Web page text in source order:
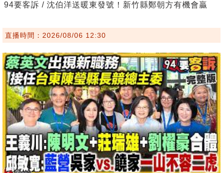
94要客訴 / 沈伯洋送暖東發號！新竹縣鄭朝方有機會贏
直播時間：2026/08/06 12:30